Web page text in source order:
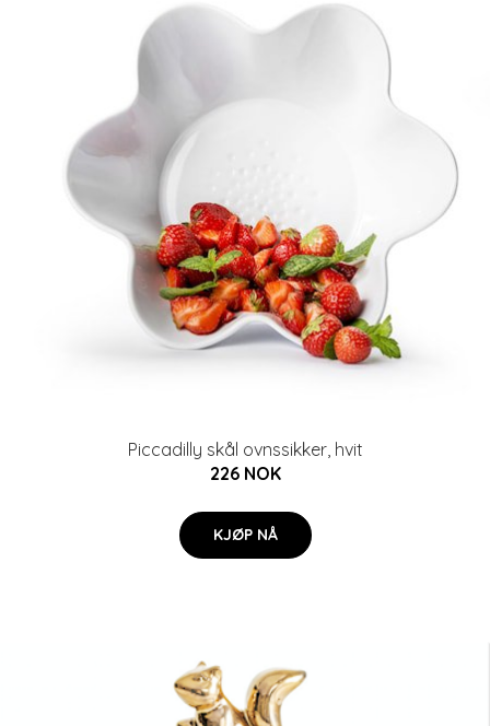
Piccadilly skål ovnssikker, hvit
226 NOK
KJØP NÅ